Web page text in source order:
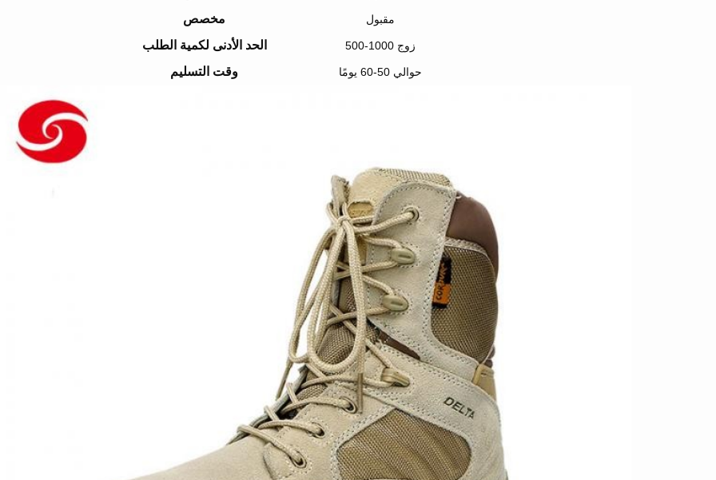
مخصص مقبول
الحد الأدنى لكمية الطلب 500-1000 زوج
وقت التسليم حوالي 50-60 يومًا